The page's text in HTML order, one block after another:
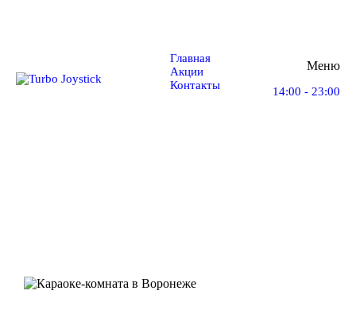
Главная
Акции
Контакты
Меню
14:00 - 23:00